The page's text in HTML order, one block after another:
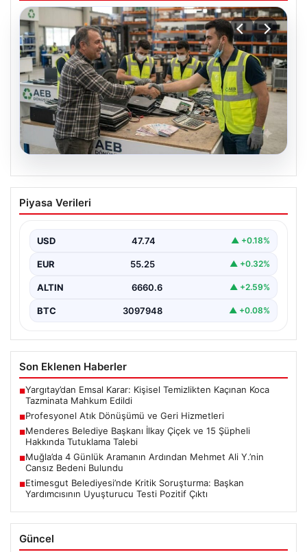
Profesyonel Atık Dönüşümü ve Geri
Hizmetleri
envanterlerini belirli periyotlarla güncellemektedir.
Yapılan yenileme süreçlerinde boşta…
Piyasa Verileri
USD 47.74 ▲ +0.18%
EUR 55.25 ▲ +0.32%
ALTIN 6660.6 ▲ +2.59%
BTC 3097948 ▲ +0.08%
Son Eklenen Haberler
■Yargıtay’dan Emsal Karar: Kişisel Temizlikten Kaçınan Koca
Tazminata Mahkum Edildi
■Profesyonel Atık Dönüşümü ve Geri Hizmetleri
■Menderes Belediye Başkanı İlkay Çiçek ve 15 Şüpheli
Hakkında Tutuklama Talebi
■Muğla’da 4 Günlük Aramanın Ardından Mehmet Ali Y.’nin
Cansız Bedeni Bulundu
■Etimesgut Belediyesi’nde Kritik Soruşturma: Başkan
Yardımcısının Uyuşturucu Testi Pozitif Çıktı
Güncel